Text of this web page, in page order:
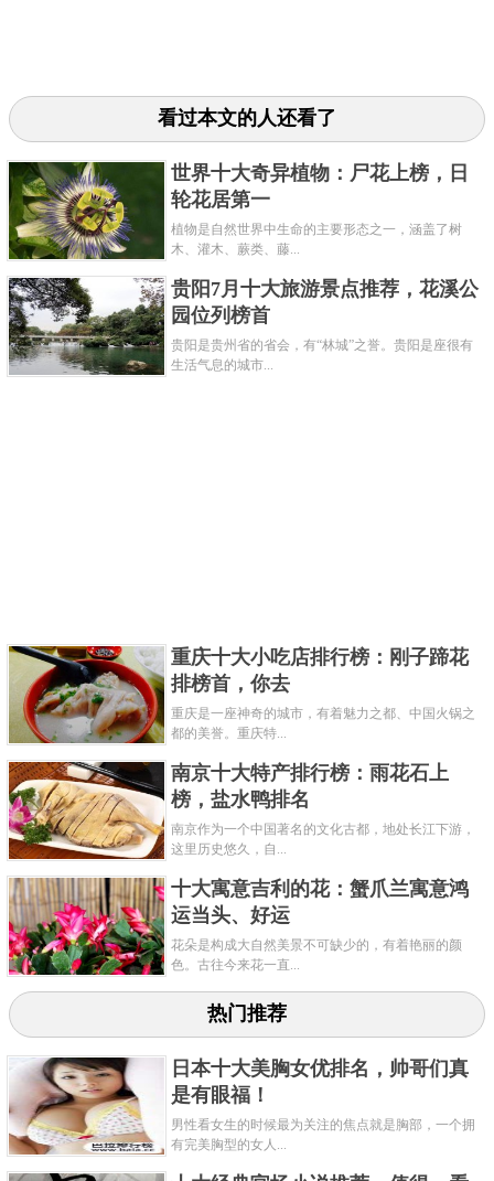
看过本文的人还看了
世界十大奇异植物：尸花上榜，日
轮花居第一
植物是自然世界中生命的主要形态之一，涵盖了树
木、灌木、蕨类、藤...
贵阳7月十大旅游景点推荐，花溪公
园位列榜首
贵阳是贵州省的省会，有“林城”之誉。贵阳是座很有
生活气息的城市...
重庆十大小吃店排行榜：刚子蹄花
排榜首，你去
重庆是一座神奇的城市，有着魅力之都、中国火锅之
都的美誉。重庆特...
南京十大特产排行榜：雨花石上
榜，盐水鸭排名
南京作为一个中国著名的文化古都，地处长江下游，
这里历史悠久，自...
十大寓意吉利的花：蟹爪兰寓意鸿
运当头、好运
花朵是构成大自然美景不可缺少的，有着艳丽的颜
色。古往今来花一直...
热门推荐
日本十大美胸女优排名，帅哥们真
是有眼福！
男性看女生的时候最为关注的焦点就是胸部，一个拥
有完美胸型的女人...